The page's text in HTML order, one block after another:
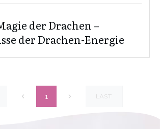
der Drachen –
der Drachen-Energie
1 LAST